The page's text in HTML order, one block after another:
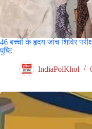
46 बच्चों के हृदय जांच शिविर
पुष्टि
IndiaPolKhol